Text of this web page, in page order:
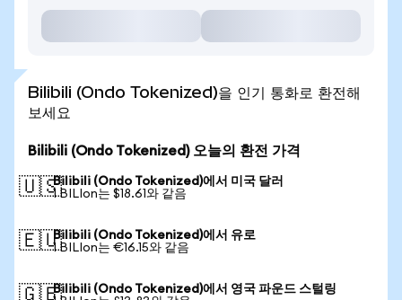
Bilibili (Ondo Tokenized)을 인기 통화로 환전해
보세요
Bilibili (Ondo Tokenized) 오늘의 환전 가격
🇺🇸Bilibili (Ondo Tokenized)에서 미국 달러
1 BILIon는 $18.61와 같음
🇪🇺Bilibili (Ondo Tokenized)에서 유로
1 BILIon는 €16.15와 같음
🇬🇧Bilibili (Ondo Tokenized)에서 영국 파운드 스털링